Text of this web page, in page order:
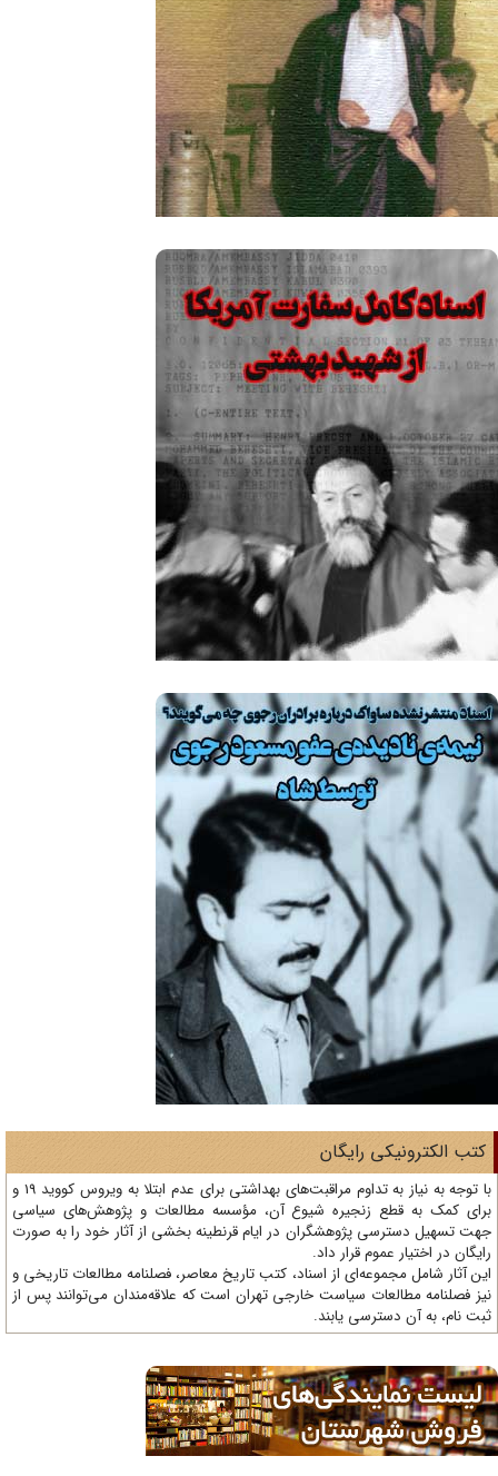
الکترونیکی رایگان
با توجه به نیاز به تداوم مراقبت‌های بهداشتی برای عدم ابتلا به ویروس کووید 19 و
کمک به قطع زنجیره شیوع آن، مؤسسه مطالعات و پژوهش‌های سیاسی
تسهیل دسترسی پژوهشگران در ایام قرنطینه بخشی از آثار خود را به صورت
در اختیار عموم قرار داد.
آثار شامل مجموعه‌ای از اسناد، کتب تاریخ معاصر، فصلنامه‌ مطالعات تاریخی و
فصلنامه مطالعات سیاست خارجی تهران است که علاقه‌مندان می‌توانند پس از
نام، به آن دسترسی یابند.